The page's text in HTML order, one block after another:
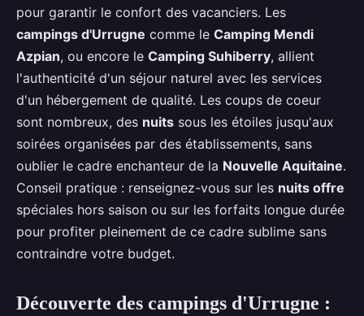
pour garantir le confort des vacanciers. Les
campings d'Urrugne comme le Camping Mendi
Azpian, ou encore le Camping Suhiberry, allient
l'authenticité d'un séjour naturel avec les services
d'un hébergement de qualité. Les coups de coeur
sont nombreux, des nuits sous les étoiles jusqu'aux
soirées organisées par des établissements, sans
oublier le cadre enchanteur de la Nouvelle Aquitaine.
Conseil pratique : renseignez-vous sur les nuits offre
spéciales hors saison ou sur les forfaits longue durée
pour profiter pleinement de ce cadre sublime sans
contraindre votre budget.
Découverte des campings d'Urrugne :